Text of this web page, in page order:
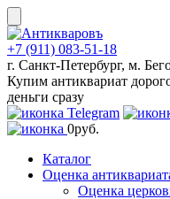
Skip
to
content
+7 (911) 083-51-18
г. Санкт-Петербург, м.
Купим антиквариат
деньги сразу
0руб.
Каталог
Оценка
Оценка